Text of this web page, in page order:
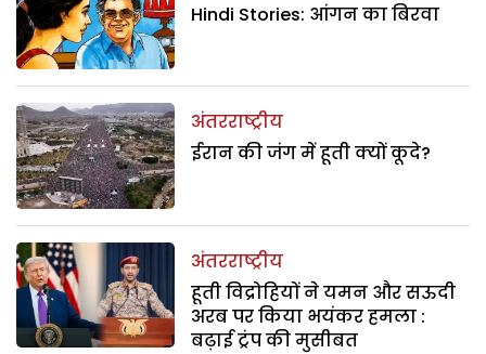
Hindi Stories: आंगन का बिरवा
अंतरराष्ट्रीय
ईरान की जंग में हूती क्यों कूदे?
अंतरराष्ट्रीय
हूती विद्रोहियों ने यमन और सऊदी
अरब पर किया भयंकर हमला :
बढ़ाई ट्रंप की मुसीबत